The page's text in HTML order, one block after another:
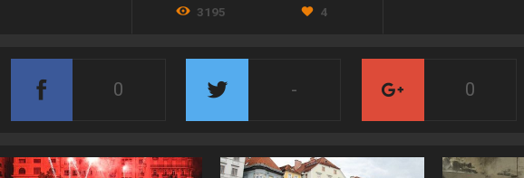
3195 4
0 - 0